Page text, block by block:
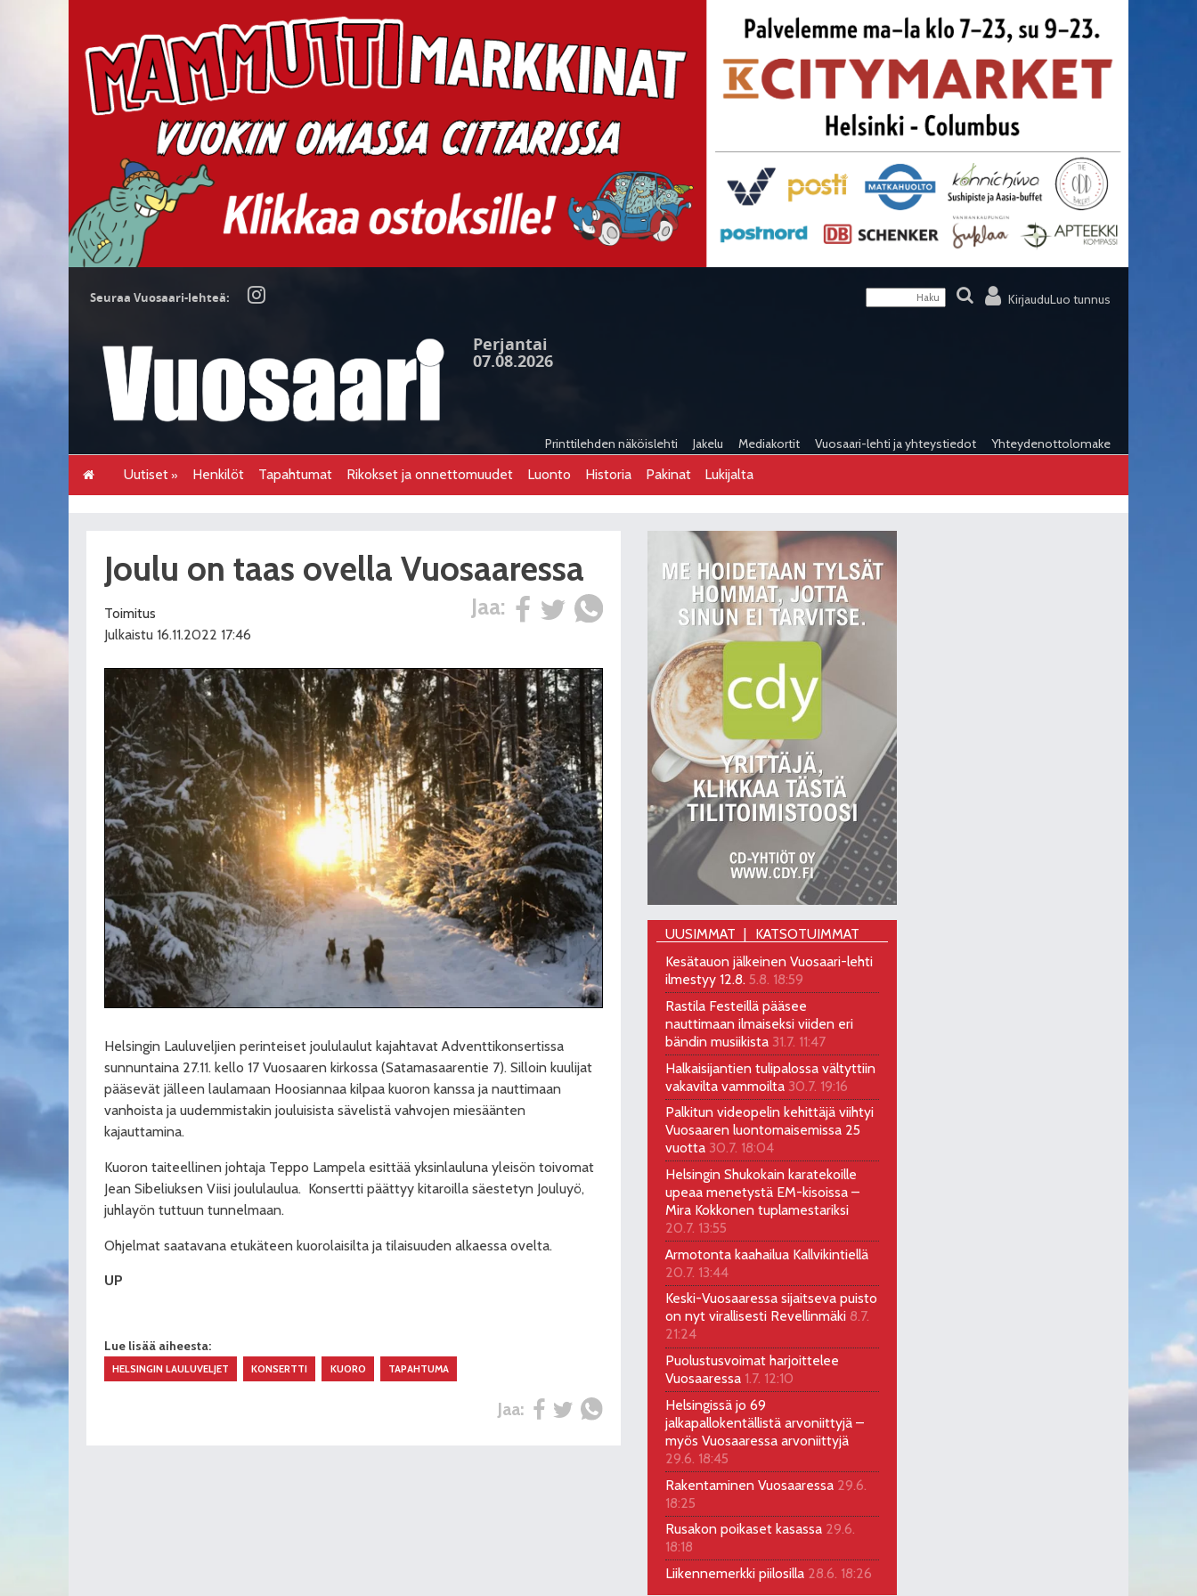
KirjauduLuo tunnus
Seuraa Vuosaari-lehteä:
Perjantai
07.08.2026
Printtilehden näköislehti Jakelu Mediakortit Vuosaari-lehti ja yhteystiedot Yhteydenottolomake
Uutiset Henkilöt Tapahtumat Rikokset ja onnettomuudet Luonto Historia Pakinat Lukijalta
Joulu on taas ovella Vuosaaressa
Jaa:
Toimitus
Julkaistu 16.11.2022 17:46
Helsingin Lauluveljien perinteiset joululaulut kajahtavat Adventtikonsertissa
sunnuntaina 27.11. kello 17 Vuosaaren kirkossa (Satamasaarentie 7). Silloin kuulijat
pääsevät jälleen laulamaan Hoosiannaa kilpaa kuoron kanssa ja nauttimaan
vanhoista ja uudemmistakin jouluisista sävelistä vahvojen miesäänten
kajauttamina.
Kuoron taiteellinen johtaja Teppo Lampela esittää yksinlauluna yleisön toivomat
Jean Sibeliuksen Viisi joululaulua. Konsertti päättyy kitaroilla säestetyn Jouluyö,
juhlayön tuttuun tunnelmaan.
Ohjelmat saatavana etukäteen kuorolaisilta ja tilaisuuden alkaessa ovelta.
UP
Lue lisää aiheesta:
HELSINGIN LAULUVELJET KONSERTTI KUORO TAPAHTUMA
Jaa:
UUSIMMAT
KATSOTUIMMAT
Kesätauon jälkeinen Vuosaari-lehti
ilmestyy 12.8. 5.8. 18:59
Rastila Festeillä pääsee
nauttimaan ilmaiseksi viiden eri
bändin musiikista 31.7. 11:47
Halkaisijantien tulipalossa vältyttiin
vakavilta vammoilta 30.7. 19:16
Palkitun videopelin kehittäjä viihtyi
Vuosaaren luontomaisemissa 25
vuotta 30.7. 18:04
Helsingin Shukokain karatekoille
upeaa menetystä EM-kisoissa –
Mira Kokkonen tuplamestariksi
20.7. 13:55
Armotonta kaahailua Kallvikintiellä
20.7. 13:44
Keski-Vuosaaressa sijaitseva puisto
on nyt virallisesti Revellinmäki 8.7.
21:24
Puolustusvoimat harjoittelee
Vuosaaressa 1.7. 12:10
Helsingissä jo 69
jalkapallokentällistä arvoniittyjä –
myös Vuosaaressa arvoniittyjä
29.6. 18:45
Rakentaminen Vuosaaressa 29.6.
18:25
Rusakon poikaset kasassa 29.6.
18:18
Liikennemerkki piilosilla 28.6. 18:26